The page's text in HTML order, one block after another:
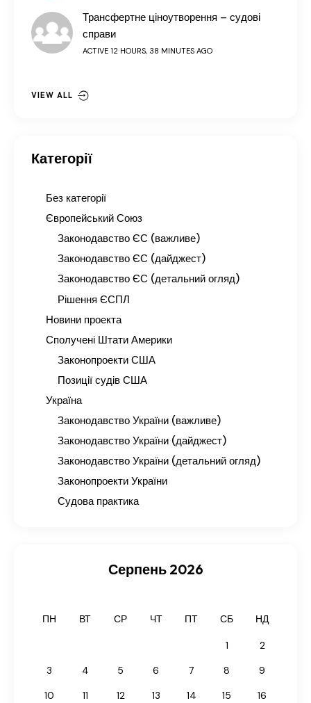
Трансфертне ціноутворення – судові
справи
ACTIVE 12 HOURS, 38 MINUTES AGO
VIEW ALL
Категорії
Без категорії
Європейський Союз
Законодавство ЄС (важливе)
Законодавство ЄС (дайджест)
Законодавство ЄС (детальний огляд)
Рішення ЄСПЛ
Новини проекта
Сполучені Штати Америки
Законопроекти США
Позиції судів США
Україна
Законодавство України (важливе)
Законодавство України (дайджест)
Законодавство України (детальний огляд)
Законопроекти України
Судова практика
Серпень 2026
ПН ВТ СР ЧТ ПТ СБ НД
1
2
3
4 5 6 7 8
9
10
11 12 13 14 15
16